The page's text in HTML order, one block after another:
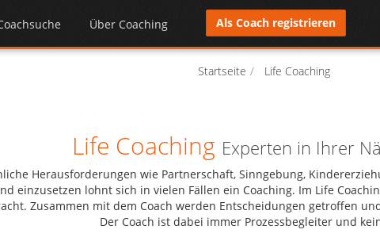
Über Coaching Als Coach registrieren
Startseite Life Coaching
Life Coaching Experten in Ihrer
Herausforderungen wie Partnerschaft, Sinngebung,
einzusetzen lohnt sich in vielen Fällen ein Coaching. Im Life
Zusammen mit dem Coach werden Entscheidungen getroffen
Der Coach ist dabei immer Prozessbegleiter und